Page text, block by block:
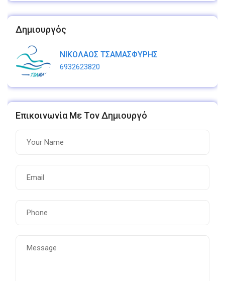
Δημιουργός
ΝΙΚΟΛΑΟΣ ΤΣΑΜΑΣΦΥΡΗΣ
6932623820
Επικοινωνία Με Τον Δημιουργό